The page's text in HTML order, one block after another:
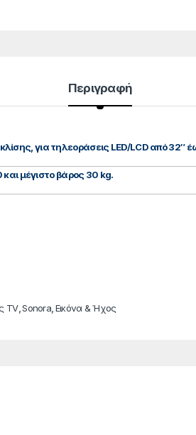
Περιγραφή
για τηλεοράσεις LED/LCD από 32″
μέγιστο βάρος 30 kg.
TV,Sonora,Εικόνα & Ήχος